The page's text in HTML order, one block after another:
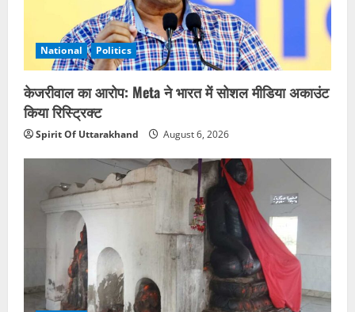
National Politics
केजरीवाल का आरोप: Meta ने भारत में सोशल मीडिया अकाउंट
किया रिस्ट्रिक्ट
Spirit Of Uttarakhand August 6, 2026